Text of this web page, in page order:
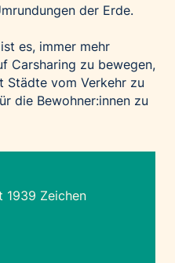
der Erde.
es, immer mehr
Carsharing zu bewegen,
vom Verkehr zu
die Bewohner:innen zu
1939 Zeichen